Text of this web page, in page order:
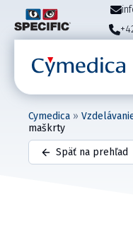
Cymedica »
maškrty
Späť na prehľad